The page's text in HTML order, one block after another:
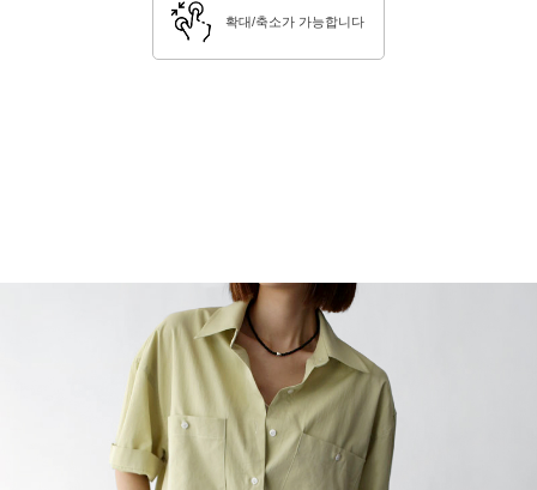
확대/축소가 가능합니다